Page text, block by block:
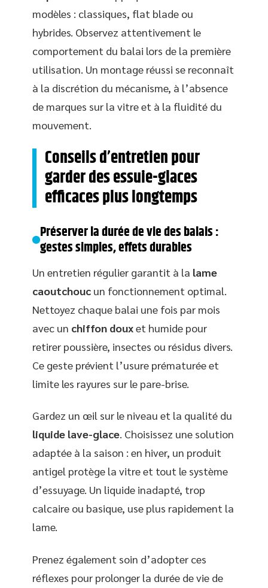
modèles : classiques, flat blade ou
hybrides. Observez attentivement le
comportement du balai lors de la première
utilisation. Un montage réussi se reconnaît
à la discrétion du mécanisme, à l’absence
de marques sur la vitre et à la fluidité du
mouvement.
Conseils d’entretien pour
garder des essuie-glaces
efficaces plus longtemps
Préserver la durée de vie des balais :
gestes simples, effets durables
Un entretien régulier garantit à la lame
caoutchouc un fonctionnement optimal.
Nettoyez chaque balai une fois par mois
avec un chiffon douxet humide pour
retirer poussière, insectes ou résidus divers.
Ce geste prévient l’usure prématurée et
limite les rayures sur le pare-brise.
Gardez un œil sur le niveau et la qualité du
liquide lave-glace. Choisissez une solution
adaptée à la saison : en hiver, un produit
antigel protège la vitre et tout le système
d’essuyage. Un liquide inadapté, trop
calcaire ou basique, use plus rapidement la
lame.
Prenez également soin d’adopter ces
réflexes pour prolonger la durée de vie de